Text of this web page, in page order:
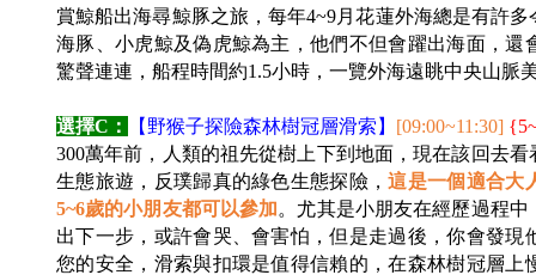
賞鯨船出海尋鯨豚之旅，每年4~9月花蓮外海總是有許
海豚、小虎鯨及偽虎鯨為主，他們不但會躍出海面，
驚聲連連，船程時間約1.5小時，一覽外海遠眺中央山脈
選擇C： 【野猴子探險森林樹冠層滑索】 [09:00~11:30]
300萬年前，人類的祖先從樹上下到地面，現在該回去
生態旅遊，反璞歸真的綠色生態探險，這是一個適合大
5~6歲的小朋友都可以參加。尤其是小朋友在經歷過程
出下一步，或許會哭、會害怕，但是走過後，你會發
您的安全，滑索與扣環是值得信賴的，在森林樹冠層